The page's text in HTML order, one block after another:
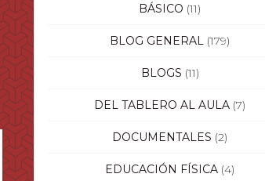
BÁSICO (11)
BLOG GENERAL (179)
BLOGS (11)
DEL TABLERO AL AULA (7)
DOCUMENTALES (2)
EDUCACIÓN FÍSICA (4)